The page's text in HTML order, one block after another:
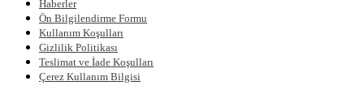
Haberler
Ön Bilgilendirme Formu
Kullanım Koşulları
Gizlilik Politikası
Teslimat ve İade Koşulları
Çerez Kullanım Bilgisi